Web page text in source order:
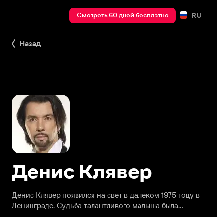
Смотреть 60 дней бесплатно RU
Назад
Денис Клявер
Денис Клявер появился на свет в далеком 1975 году в
Ленинграде. Судьба талантливого малыша была